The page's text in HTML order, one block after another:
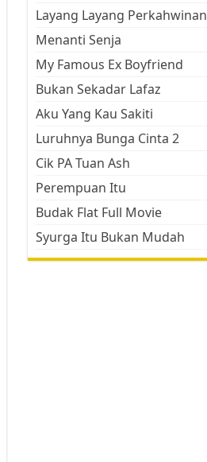
Layang Layang Perkahwinan
Menanti Senja
My Famous Ex Boyfriend
Bukan Sekadar Lafaz
Aku Yang Kau Sakiti
Luruhnya Bunga Cinta 2
Cik PA Tuan Ash
Perempuan Itu
Budak Flat Full Movie
Syurga Itu Bukan Mudah